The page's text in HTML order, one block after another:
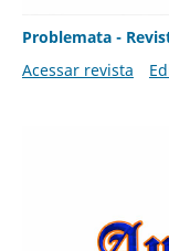
Problemata -
Acessar revista